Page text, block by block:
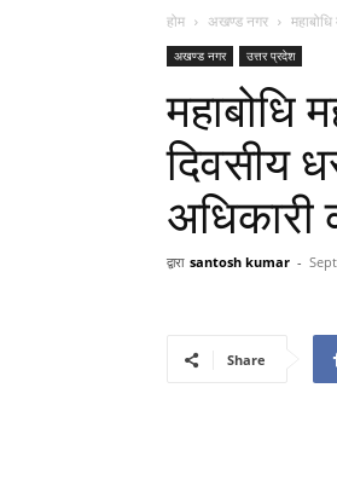
होम अखण्ड नगर
अखण्ड नगर उत्तर प्रदेश
महाबोधि
दिवसीय
अधिकारी
द्वारा santosh kumar -
Share